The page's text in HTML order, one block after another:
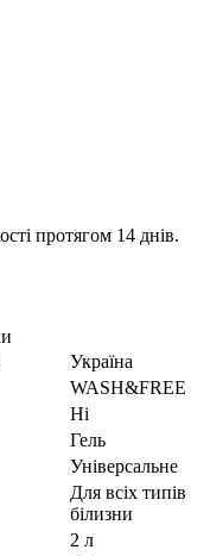
протягом 14 днів.
Україна
WASH&FREE
Ні
Гель
Універсальне
Для всіх типів
білизни
2 л